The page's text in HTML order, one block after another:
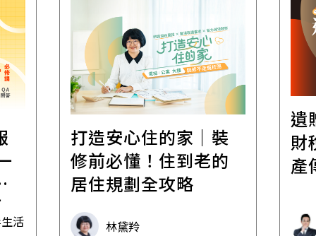
活
打造安心住的家｜裝
修前必懂！住到老的
居住規劃全攻略
林黛羚
遺
財
產